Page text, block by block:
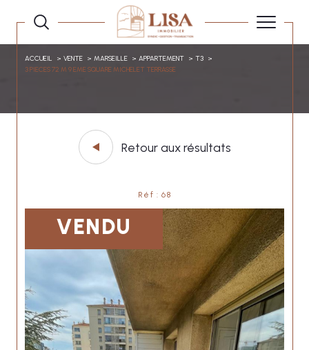
ACCUEIL VENTE MARSEILLE APPARTEMENT
T3
3 PIECES 72 M 9 EME SQUARE MICHELET TERRASSE
Retour aux résultats
Réf : 68
VENDU